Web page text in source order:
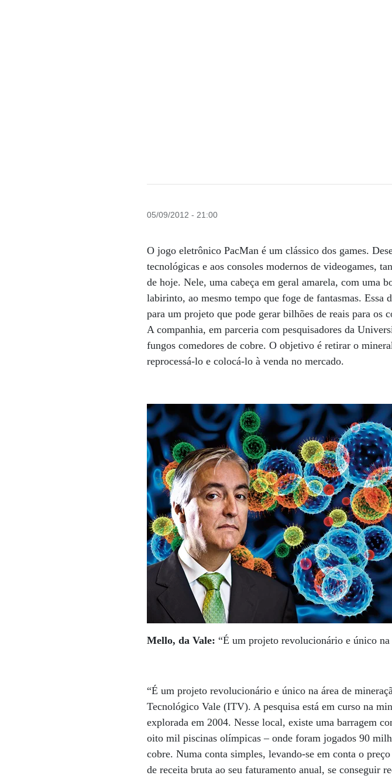
05/09/2012 - 21:00
O jogo eletrônico PacMan é um clássico dos games.
tecnológicas e aos consoles modernos de videogames,
de hoje. Nele, uma cabeça em geral amarela, com uma
labirinto, ao mesmo tempo que foge de fantasmas. Essa
para um projeto que pode gerar bilhões de reais para
A companhia, em parceria com pesquisadores da
fungos comedores de cobre. O objetivo é retirar o
reprocessá-lo e colocá-lo à venda no mercado.
Mello, da Vale: “É um projeto revolucionário e único na
“É um projeto revolucionário e único na área de
Tecnológico Vale (ITV). A pesquisa está em curso na
explorada em 2004. Nesse local, existe uma barragem
oito mil piscinas olímpicas – onde foram jogados 90
cobre. Numa conta simples, levando-se em conta o
de receita bruta ao seu faturamento anual, se conseguir